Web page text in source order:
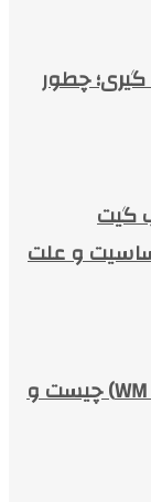
گیری؛ چطور
گیت
و علت
بروکر دبلیو ام مارکتس (WM Markets) چیست و